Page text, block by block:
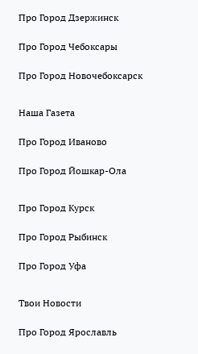
Про Город Дзержинск
Про Город Чебоксары
Про Город Новочебоксарск
Наша Газета
Про Город Иваново
Про Город Йошкар-Ола
Про Город Курск
Про Город Рыбинск
Про Город Уфа
Твои Новости
Про Город Ярославль